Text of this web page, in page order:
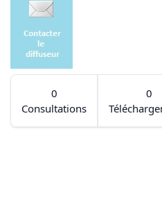
0
Consultations
0